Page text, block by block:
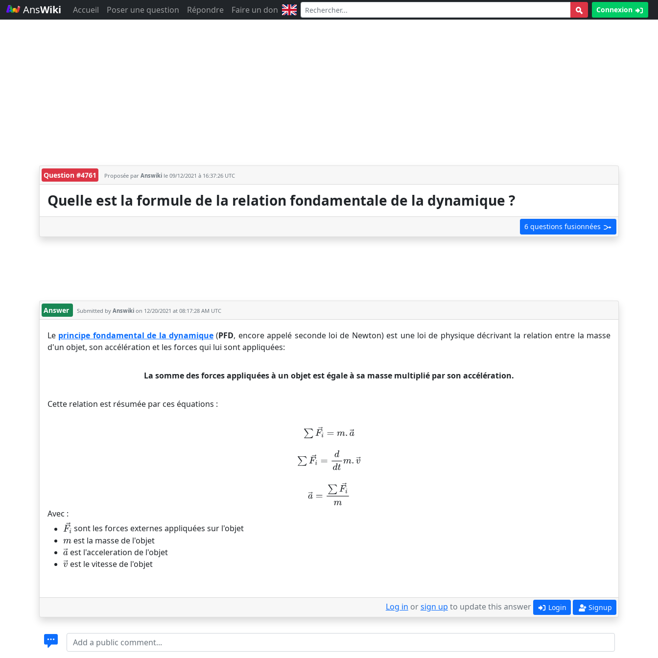
AnsWiki Accueil Poser une question Répondre Faire un don Connexion
Question #4761 Proposée par Answiki le 09/12/2021 à 16:37:26 UTC
Quelle est la formule de la relation fondamentale de la dynamique ?
6 questions fusionnées
Answer Submitted by Answiki on 12/20/2021 at 08:17:28 AM UTC
Le principe fondamental de la dynamique(PFD, encore appelé seconde loi de Newton) est une loi de physique décrivant la relation entre la masse
d'un objet, son accélération et les forces qui lui sont appliquées:
La somme des forces appliquées à un objet est égale à sa masse multiplié par son accélération.
Cette relation est résumée par ces équations :
Avec :
sont les forces externes appliquées sur l'objet
est la masse de l'objet
est l'acceleration de l'objet
est le vitesse de l'objet
Log in orsign up to update this answer Login Signup